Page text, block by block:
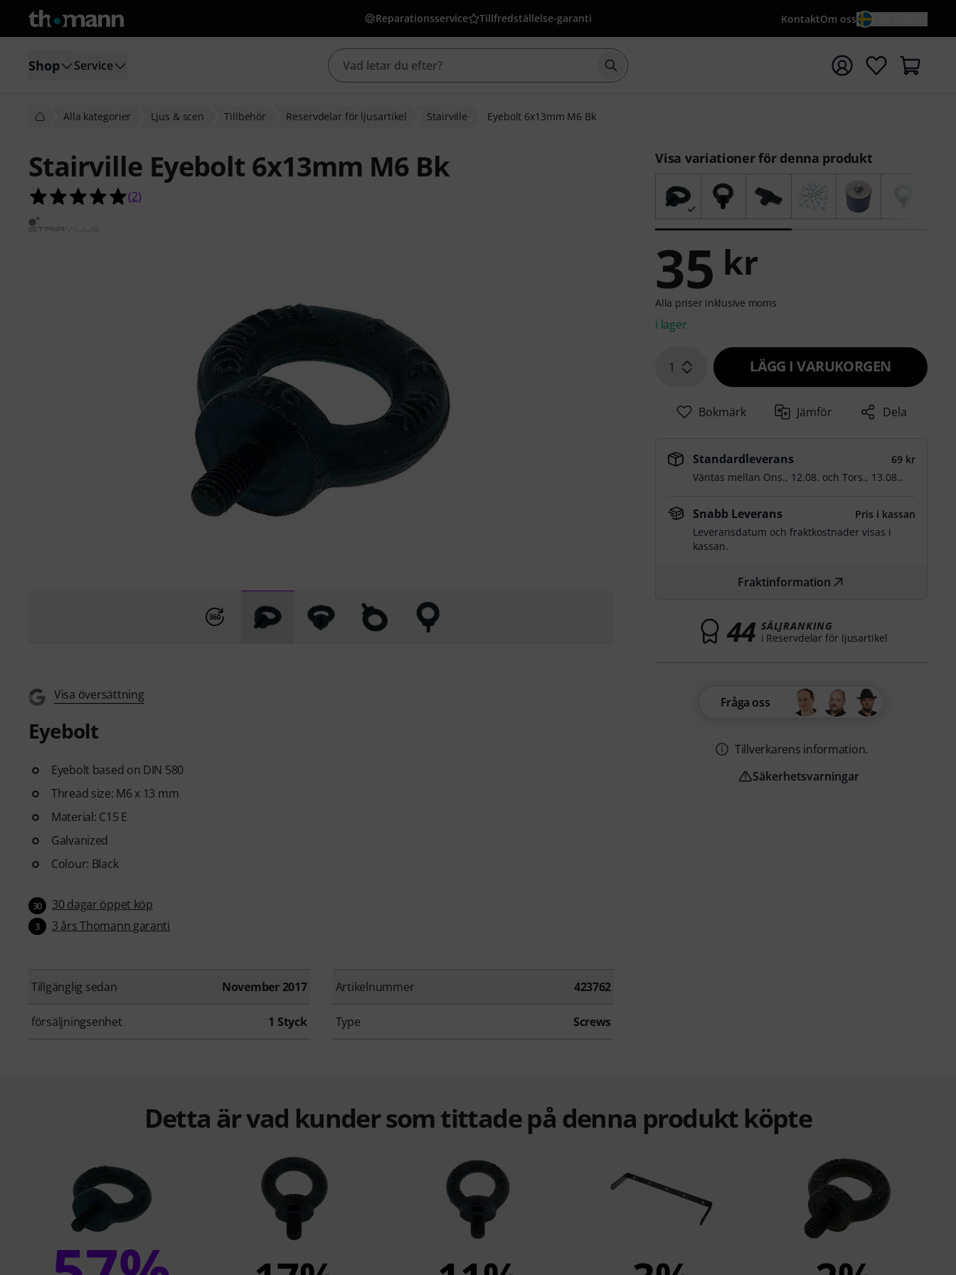
Reparationsservice Tillfredställelse-garanti KontaktOm oss
Shop Service Börja sökningen med söktermen {searchTerm}
Alla kategorier Ljus & scen Tillbehör Reservdelar för ljusartikel Stairville Eyebolt 6x13mm M6 Bk
Stairville Eyebolt 6x13mm M6 Bk
5.0 av 5 stjärnor från 2 kundbetyg
(2)
Visa översättning
Eyebolt
Eyebolt based on DIN 580
Thread size: M6 x 13 mm
Material: C15 E
Galvanized
Colour: Black
30 30 dagar öppet köp
3 3 års Thomann garanti
Tillgänglig sedan November 2017 Artikelnummer 423762
försäljningsenhet 1 Styck Type Screws
Visa variationer för denna produkt
35 kr
Alla priser inklusive moms
i lager
1 LÄGG I VARUKORGEN
Bokmärk Jämför Dela
Standardleverans
69 kr
Väntas mellan Ons., 12.08. ochTors., 13.08..
Snabb Leverans
Pris i kassan
Leveransdatum och fraktkostnader visas i
kassan.
Fraktinformation
44 SÄLJRANKING
i Reservdelar för ljusartikel
Fråga oss
Tillverkarens information.
Säkerhetsvarningar
Detta är vad kunder som tittade på denna produkt köpte